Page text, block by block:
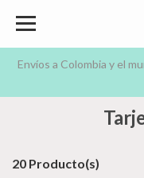
Envíos a Colombia y el
20 Producto(s)